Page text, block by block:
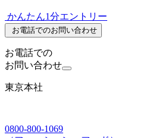
かんたん1分エントリー
お電話でのお問い合わせ
お電話での
お問い合わせ
東京本社
0800-800-1069